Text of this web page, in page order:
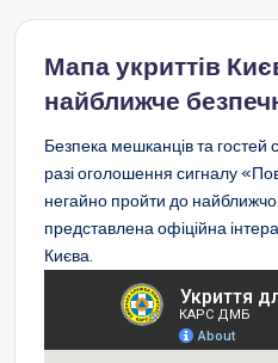
Мапа укриттів
найближче
Безпека мешканців та гостей
разі оголошення сигналу
негайно пройти до
представлена офіційна
Києва.